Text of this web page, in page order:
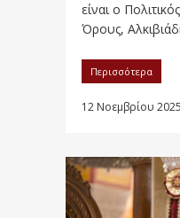
είναι ο
Όρους,
Περισσότερα
12 Νοεμβρίου 2025